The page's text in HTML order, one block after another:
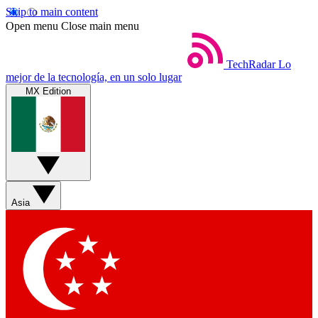
Skip to main content
Open menu Close main menu
TechRadar Lo
mejor de la tecnología, en un solo lugar
MX Edition
Asia